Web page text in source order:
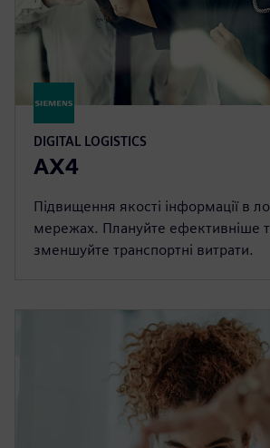
DIGITAL LOGISTICS
AX4
Підвищення якості інформації в
мережах. Плануйте ефективніше
зменшуйте транспортні витрати.